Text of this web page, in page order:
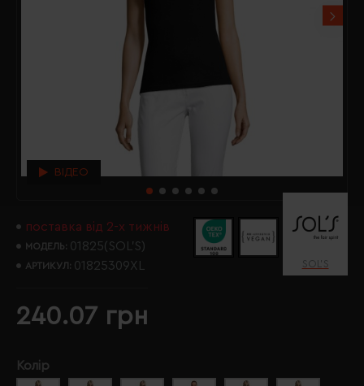
ВІДЕО
поставка від 2-х тижнів
МОДЕЛЬ: 01825(SOL’S)
АРТИКУЛ: 01825309XL SOL’S
240.07 грн
Колір